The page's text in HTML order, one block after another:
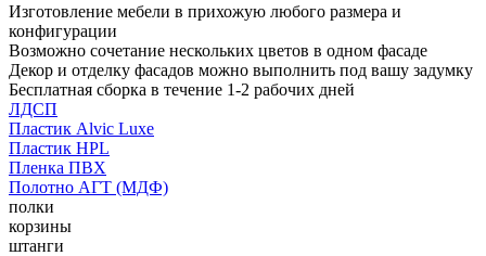
Изготовление мебели в прихожую любого размера и
конфигурации
Возможно сочетание нескольких цветов в одном фасаде
Декор и отделку фасадов можно выполнить под вашу задумку
Бесплатная сборка в течение 1-2 рабочих дней
ЛДСП
Пластик Alvic Luxe
Пластик HPL
Пленка ПВХ
Полотно АГТ (МДФ)
полки
корзины
штанги